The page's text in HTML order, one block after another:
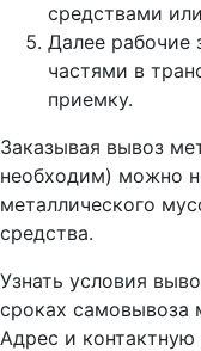
средствами
Далее рабочие
частями в
приемку.
Заказывая вывоз
необходим) можно
металлического
средства.
Узнать условия
сроках самовывоза
Адрес и